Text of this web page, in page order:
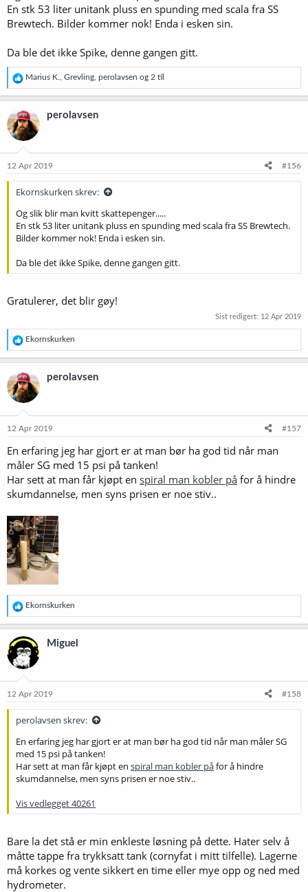
En stk 53 liter unitank pluss en spunding med scala fra SS
Brewtech. Bilder kommer nok! Enda i esken sin.
Da ble det ikke Spike, denne gangen gitt.
R
e
a
k
s
j
o
e
Marius K. Grevling perolavsen og 2 til
perolavsen
12 Apr 2019 #156
Ekornskurken skrev:
Og slik blir man kvitt skattepenger.....
En stk 53 liter unitank pluss en spunding med scala fra SS Brewtech.
Bilder kommer nok! Enda i esken sin.
Da ble det ikke Spike, denne gangen gitt.
Gratulerer, det blir gøy!
Sist redigert: 12 Apr 2019
R
e
a
k
s
j
o
e
:
Ekornskurken
perolavsen
12 Apr 2019 #157
En erfaring jeg har gjort er at man bør ha god tid når man
måler SG med 15 psi på tanken!
Har sett at man får kjøpt en spiral man kobler på for å hindre
skumdannelse, men syns prisen er noe stiv..
R
e
a
k
s
o
e
Ekornskurken
Miguel
12 Apr 2019 #158
perolavsen skrev:
En erfaring jeg har gjort er at man bør ha god tid når man måler SG
med 15 psi på tanken!
Har sett at man får kjøpt en spiral man kobler påfor å hindre
skumdannelse, men syns prisen er noe stiv..
Vis vedlegget 40261
Bare la det stå er min enkleste løsning på dette. Hater selv å
måtte tappe fra trykksatt tank (cornyfat i mitt tilfelle). Lagerne
må korkes og vente sikkert en time eller mye opp og ned med
hydrometer.